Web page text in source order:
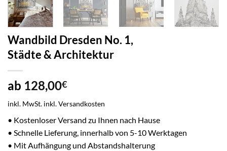
Wandbild Dresden No. 1,
Städte & Architektur
ab 128,00€
inkl. MwSt. inkl. Versandkosten
• Kostenloser Versand zu Ihnen nach Hause
• Schnelle Lieferung, innerhalb von 5-10 Werktagen
• Mit Aufhängung und Abstandshalterung